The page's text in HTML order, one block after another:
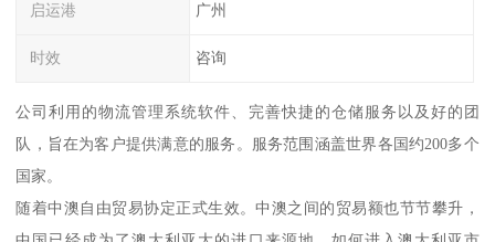
启运港 广州
时效 咨询
公司利用的物流管理系统软件、完善快捷的仓储服务以及好的团
队，旨在为客户提供满意的服务。服务范围涵盖世界各国约200多个
国家。
随着中澳自由贸易协定正式生效。中澳之间的贸易额也节节攀升，